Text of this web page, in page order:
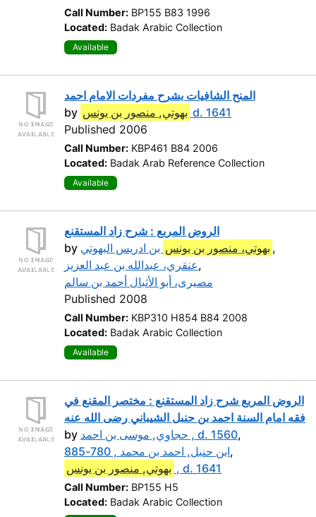
Call Number: BP155 B83 1996
Located: Badak Arabic Collection
Available
المنح الشافيات بشرح مفردات الامام احمد
by بهوتي, منصور بن يونس d. 1641
Published 2006
Call Number: KBP461 B84 2006
Located: Badak Arab Reference Collection
Available
الروض المربع : شرح زاد المستقنع
by
بهوتي، منصور بن يونس بن ادريس البهوتي
,
عنقري، عبدالله بن عبد العزيز,
مصيرى، أبو الأثبال أحمد بن سالم
Published 2008
Call Number: KBP310 H854 B84 2008
Located: Badak Arabic Collection
Available
الروض المربع شرح زاد المستقنع : مختصر المقنع في
فقه امام السنة احمد بن حنبل الشيباني رضى الله عنه
by
حجاوي, موسى بن احمد , d. 1560,
ابن حنبل, احمد بن محمد , 780-885,
بهوتي, منصور بن يونس , d. 1641
Call Number: BP155 H5
Located: Badak Arabic Collection